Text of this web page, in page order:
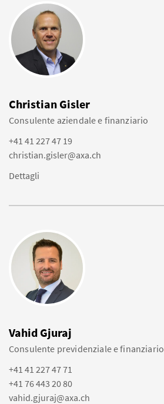
Christian Gisler
Consulente aziendale e finanziario
+41 41 227 47 19
christian.gisler@axa.ch
Dettagli
Vahid Gjuraj
Consulente previdenziale e finanziario
+41 41 227 47 71
+41 76 443 20 80
vahid.gjuraj@axa.ch